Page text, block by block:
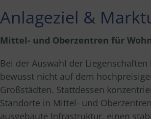
Anlageziel &
Mittel- und Oberzentren für
Bei der Auswahl der Liegenschaften
bewusst nicht auf dem
Großstädten. Stattdessen
Standorte in Mittel- und
ausgebaute Infrastruktur, einen